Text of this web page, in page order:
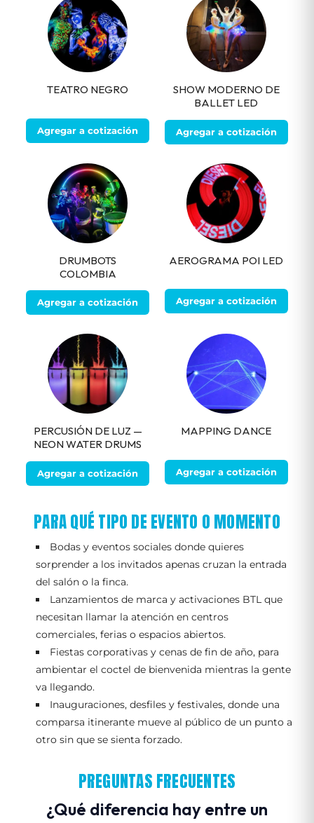
TEATRO NEGRO
Agregar a cotización
SHOW MODERNO DE
BALLET LED
Agregar a cotización
DRUMBOTS
COLOMBIA
Agregar a cotización
AEROGRAMA POI LED
Agregar a cotización
PERCUSIÓN DE LUZ —
NEON WATER DRUMS
Agregar a cotización
MAPPING DANCE
Agregar a cotización
PARA QUÉ TIPO DE EVENTO O MOMENTO
Bodas y eventos sociales donde quieres
sorprender a los invitados apenas cruzan la entrada
del salón o la finca.
Lanzamientos de marca y activaciones BTL que
necesitan llamar la atención en centros
comerciales, ferias o espacios abiertos.
Fiestas corporativas y cenas de fin de año, para
ambientar el coctel de bienvenida mientras la gente
va llegando.
Inauguraciones, desfiles y festivales, donde una
comparsa itinerante mueve al público de un punto a
otro sin que se sienta forzado.
PREGUNTAS FRECUENTES
¿Qué diferencia hay entre un